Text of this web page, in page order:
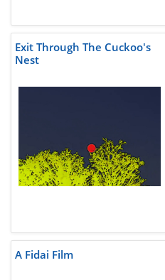
Exit Through The Cuckoo's
Nest
A Fidai Film